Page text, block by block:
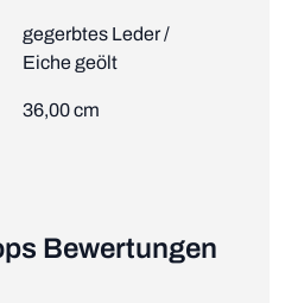
gegerbtes Leder /
Eiche geölt
36,00 cm
Bewertungen